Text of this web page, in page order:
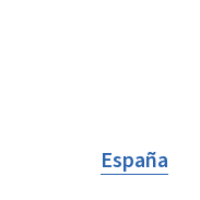
España